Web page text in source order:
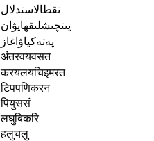
نقطالاستدلال
يىتچىشلىقھايۋان
پەتەكياۋاغاز
अंतरवयवसत
करयलयचिइमरत
टिपपणिकरन
पियुससं
लघुबिकरि
हलुचलु